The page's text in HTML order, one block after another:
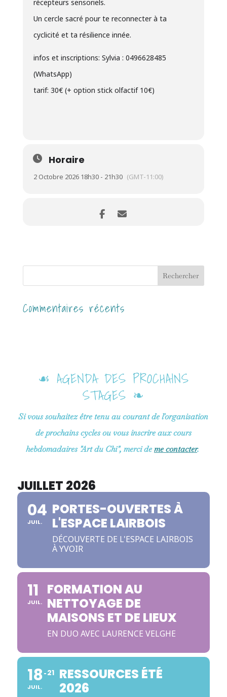
récepteurs sensoriels.
Un cercle sacré pour te reconnecter à ta
cyclicité et ta résilience innée.
infos et inscriptions: Sylvia : 0496628485
(WhatsApp)
tarif: 30€ (+ option stick olfactif 10€)
Horaire
2 Octobre 2026 18h30 - 21h30 (GMT-11:00)
Commentaires récents
☙ AGENDA DES PROCHAINS
STAGES ❧
Si vous souhaitez être tenu au courant de l'organisation
de prochains cycles ou vous inscrire aux cours
hebdomadaires "Art du Chi", merci deme contacter.
JUILLET 2026
04
JUIL.
PORTES-OUVERTES À
L'ESPACE LAIRBOIS
DÉCOUVERTE DE L'ESPACE LAIRBOIS
À YVOIR
11
JUIL.
FORMATION AU
NETTOYAGE DE
MAISONS ET DE LIEUX
EN DUO AVEC LAURENCE VELGHE
18
JUIL.
21 RESSOURCES ÉTÉ
2026